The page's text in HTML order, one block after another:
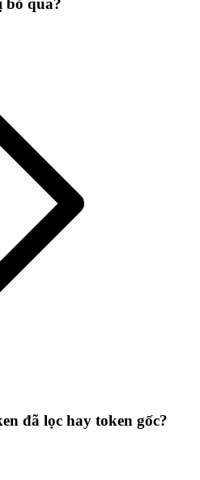
bỏ qua?
đã lọc hay token gốc?